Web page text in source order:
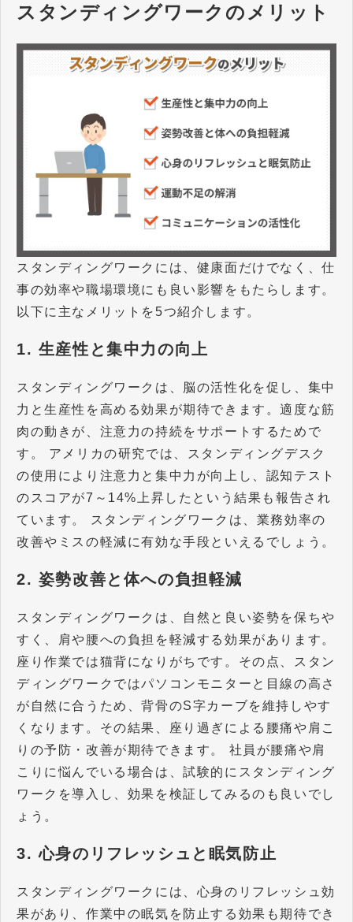
スタンディングワークのメリット
スタンディングワークには、健康面だけでなく、仕
事の効率や職場環境にも良い影響をもたらします。
以下に主なメリットを5つ紹介します。
1. 生産性と集中力の向上
スタンディングワークは、脳の活性化を促し、集中
力と生産性を高める効果が期待できます。適度な筋
肉の動きが、注意力の持続をサポートするためで
す。 アメリカの研究では、スタンディングデスク
の使用により注意力と集中力が向上し、認知テスト
のスコアが7～14%上昇したという結果も報告され
ています。 スタンディングワークは、業務効率の
改善やミスの軽減に有効な手段といえるでしょう。
2. 姿勢改善と体への負担軽減
スタンディングワークは、自然と良い姿勢を保ちや
すく、肩や腰への負担を軽減する効果があります。
座り作業では猫背になりがちです。その点、スタン
ディングワークではパソコンモニターと目線の高さ
が自然に合うため、背骨のS字カーブを維持しやす
くなります。その結果、座り過ぎによる腰痛や肩こ
りの予防・改善が期待できます。 社員が腰痛や肩
こりに悩んでいる場合は、試験的にスタンディング
ワークを導入し、効果を検証してみるのも良いでし
ょう。
3. 心身のリフレッシュと眠気防止
スタンディングワークには、心身のリフレッシュ効
果があり、作業中の眠気を防止する効果も期待でき